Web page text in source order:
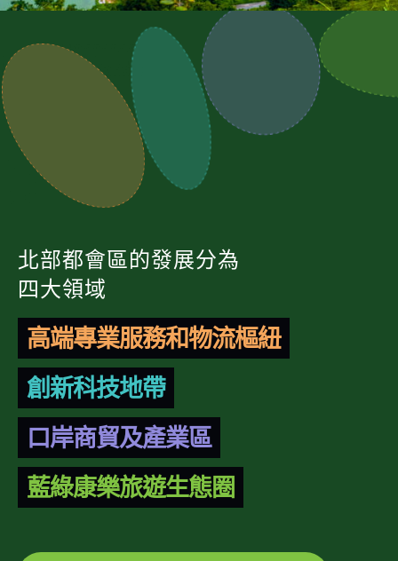
北部都會區的發展分為
四大領域
高端專業服務和物流樞紐
創新科技地帶
口岸商貿及產業區
藍綠康樂旅遊生態圈